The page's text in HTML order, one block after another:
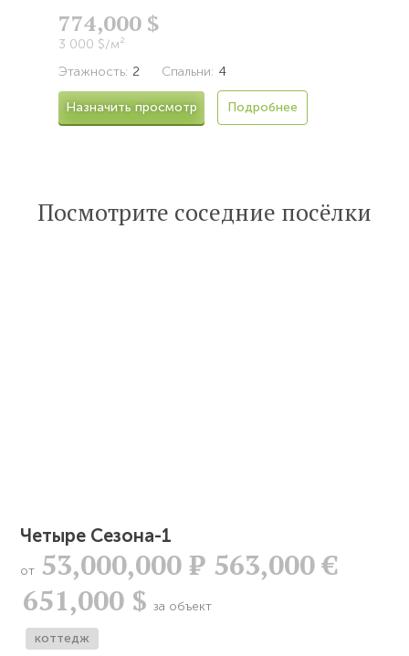
774,000 $
3 000 $/м²
Этажность: 2 Спальни: 4
Назначить просмотр Подробнее
Посмотрите соседние посёлки
Четыре Сезона-1
от 53,000,000Р 563,000 €
651,000 $ за объект
коттедж